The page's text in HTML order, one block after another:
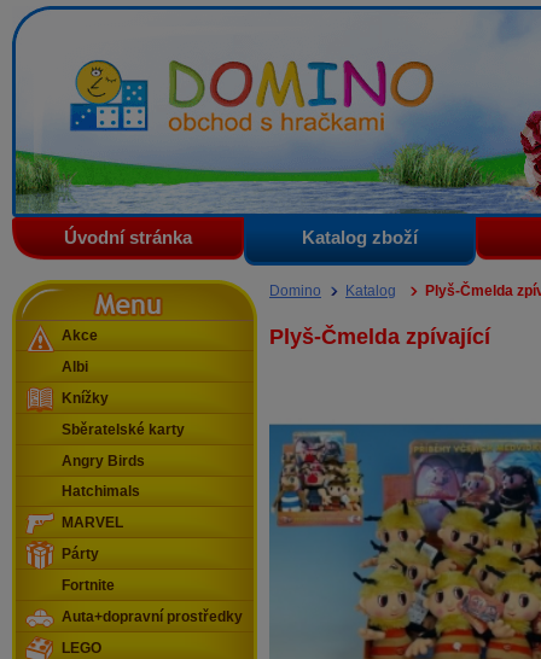
Domino - obchod s hračkami
Úvodní stránka Katalog zboží
Domino Katalog Plyš-Čmelda
Plyš-Čmelda zpívající
Menu
Akce
Albi
Knížky
Sběratelské karty
Angry Birds
Hatchimals
MARVEL
Párty
Fortnite
Auta+dopravní prostředky
LEGO